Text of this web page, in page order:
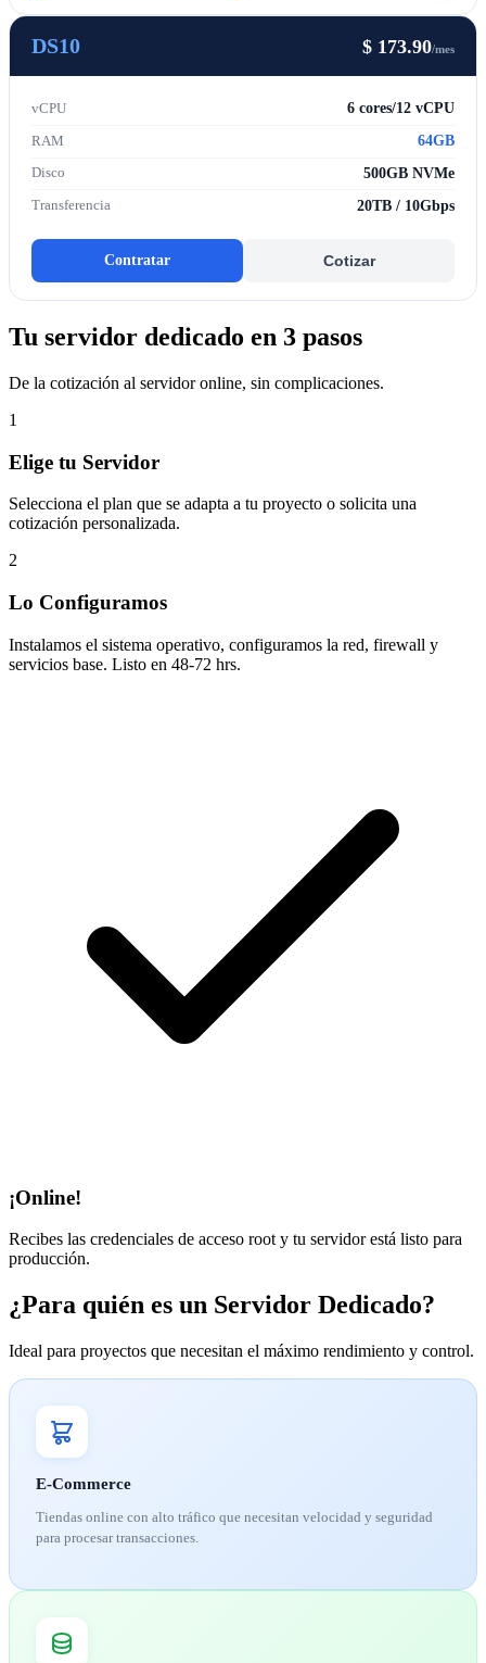
DS10 $ 173.90/mes
vCPU 6 cores/12 vCPU
RAM 64GB
Disco 500GB NVMe
Transferencia 20TB / 10Gbps
Contratar Cotizar
Tu servidor dedicado en 3 pasos
De la cotización al servidor online, sin complicaciones.
1
Elige tu Servidor
Selecciona el plan que se adapta a tu proyecto o solicita una
cotización personalizada.
2
Lo Configuramos
Instalamos el sistema operativo, configuramos la red, firewall y
servicios base. Listo en 48-72 hrs.
¡Online!
Recibes las credenciales de acceso root y tu servidor está listo para
producción.
¿Para quién es un Servidor Dedicado?
Ideal para proyectos que necesitan el máximo rendimiento y control.
E-Commerce
Tiendas online con alto tráfico que necesitan velocidad y seguridad
para procesar transacciones.